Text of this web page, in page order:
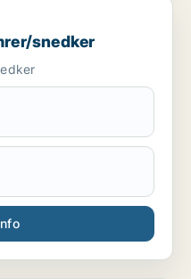
snedker